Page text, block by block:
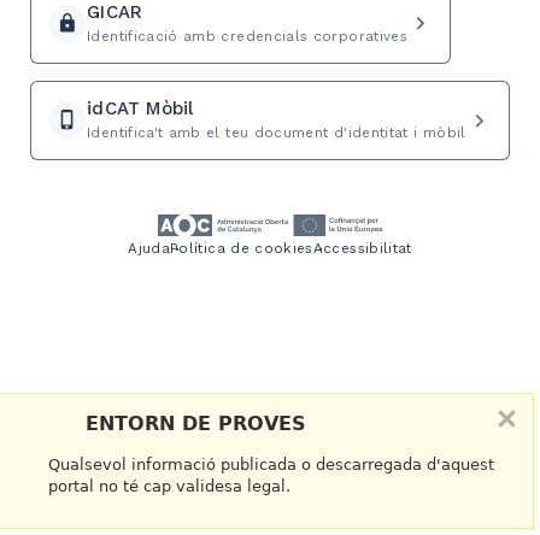
lock GICAR
Identificació amb credencials corporatives navigate_next
phone_iphone idCAT Mòbil
Identifica't amb el teu document d'identitat i mòbil navigate_next
AjudaPolítica de cookiesAccessibilitat
×
ENTORN DE PROVES
Qualsevol informació publicada o descarregada d'aquest
portal no té cap validesa legal.